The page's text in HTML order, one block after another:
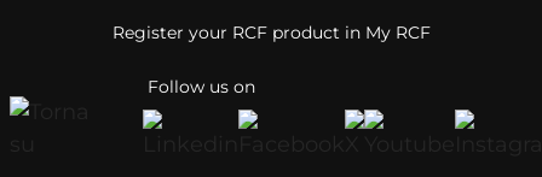
Follow us on
Register your RCF product in My RCF